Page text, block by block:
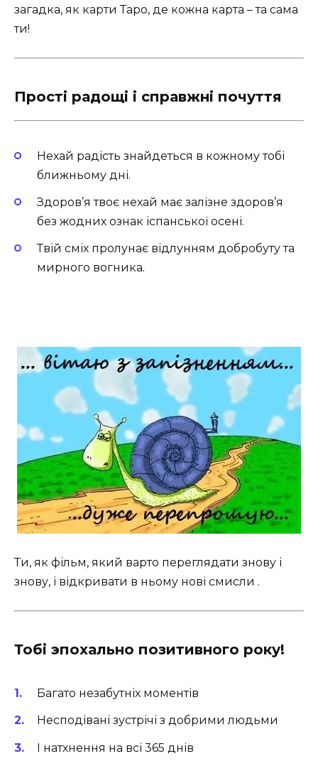
загадка, як карти Таро, де кожна карта – та сама
ти!
Прості радощі і справжні почуття
Нехай радість знайдеться в кожному тобі
ближньому дні.
Здоров’я твоє нехай має залізне здоров’я
без жодних ознак іспанської осені.
Твій сміх пролунає відлунням добробуту та
мирного вогника.
Ти, як фільм, який варто переглядати знову і
знову, і відкривати в ньому нові смисли .
Тобі эпохально позитивного року!
Багато незабутніх моментів
Несподівані зустрічі з добрими людьми
І натхнення на всі 365 днів